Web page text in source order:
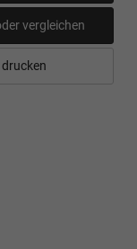
vergleichen